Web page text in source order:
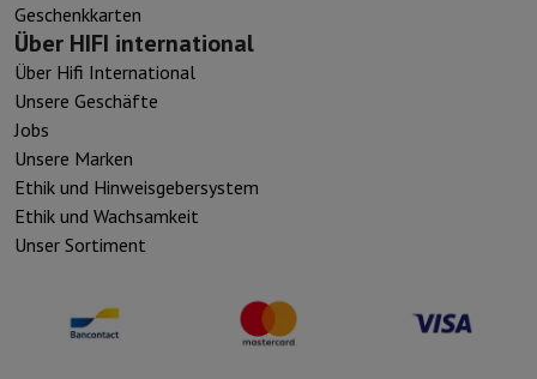
Geschenkkarten
Über HIFI international
Über Hifi International
Unsere Geschäfte
Jobs
Unsere Marken
Ethik und Hinweisgebersystem
Ethik und Wachsamkeit
Unser Sortiment